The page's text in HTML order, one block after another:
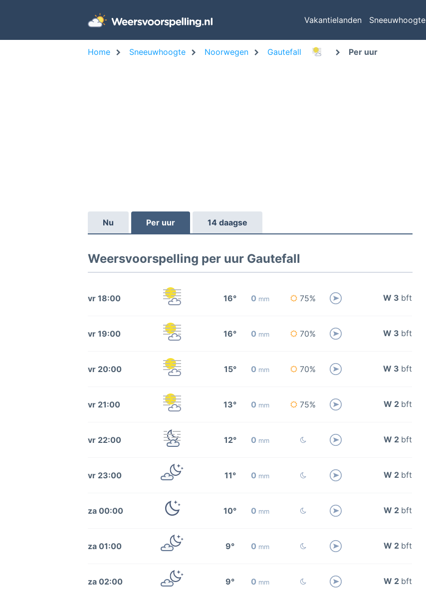
Vakantielanden Sneeuwhoogte
Home Sneeuwhoogte Noorwegen Gautefall Per uur
Nu Per uur 14 daagse
Weersvoorspelling per uur Gautefall
vr 18:00 16° 0 mm 75% W 3 bft
vr 19:00 16° 0 mm 70% W 3 bft
vr 20:00 15° 0 mm 70% W 3 bft
vr 21:00 13° 0 mm 75% W 2 bft
vr 22:00 12° 0 mm W 2 bft
vr 23:00 11° 0 mm W 2 bft
za 00:00 10° 0 mm W 2 bft
za 01:00 9° 0 mm W 2 bft
za 02:00 9° 0 mm W 2 bft